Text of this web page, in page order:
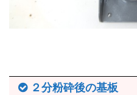
２分粉砕後の基板